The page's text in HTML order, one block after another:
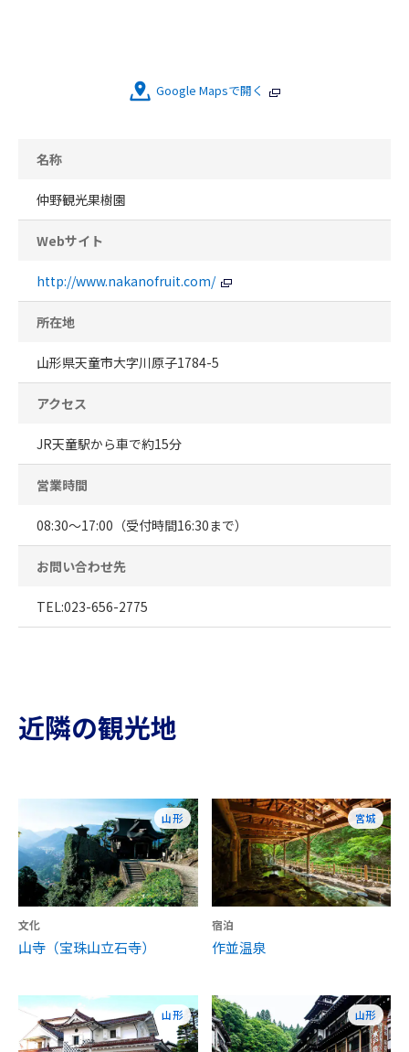
Google Mapsで開く
名称
仲野観光果樹園
Webサイト
http://www.nakanofruit.com/
所在地
山形県天童市大字川原子1784-5
アクセス
JR天童駅から車で約15分
営業時間
08:30～17:00（受付時間16:30まで）
お問い合わせ先
TEL:023-656-2775
近隣の観光地
山形
文化
山寺（宝珠山立石寺）
宮城
宿泊
作並温泉
山形 山形